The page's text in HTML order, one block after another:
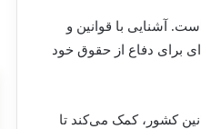
آشنایی با قوانین و
برای دفاع از حقوق خود
کشور، کمک می‌کند تا